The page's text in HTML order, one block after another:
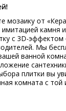
мозаику от
камня
с 3D-эффектом
Мы
ванной
плитки вы
комната с той